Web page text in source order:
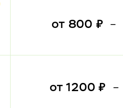
от 800 ₽ —
от 1200 ₽ —